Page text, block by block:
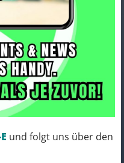
und folgt uns über den
10.0 cyber
L
glossy
- MIT